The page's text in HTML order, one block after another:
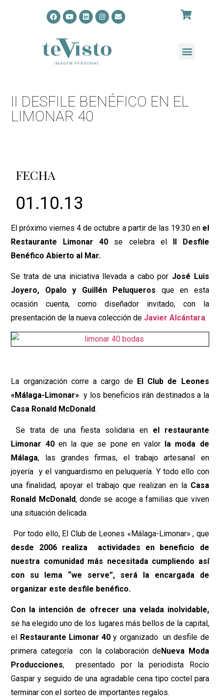
II DESFILE BENÉFICO EN EL
LIMONAR 40
FECHA
01.10.13
El próximo viernes 4 de octubre a partir de las 19:30 en el
Restaurante Limonar 40 se celebra el II Desfile
Benéfico Abierto al Mar.
Se trata de una iniciativa llevada a cabo por José Luis
Joyero, Opalo y Guillén Peluqueros que en esta
ocasión cuenta, como diseñador invitado, con la
presentación de la nueva colección de Javier Alcántara.
La organización corre a cargo de El Club de Leones
«Málaga-Limonar» y los beneficios irán destinados a la
Casa Ronald McDonald.
Se trata de una fiesta solidaria en el restaurante
Limonar 40en la que se pone en valor la moda de
Málaga, las grandes firmas, el trabajo artesanal en
joyería y el vanguardismo en peluquería. Y todo ello con
una finalidad, apoyar el trabajo que realizan en la Casa
Ronald McDonald, donde se acoge a familias que viven
una situación delicada.
Por todo ello, El Club de Leones «Málaga-Limonar» , que
desde 2006 realiza actividades en beneficio de
nuestra comunidad más necesitada cumpliendo así
con su lema “we serve”, será la encargada de
organizar este desfile benéfico.
Con la intención de ofrecer una velada inolvidable,
se ha elegido uno de los lugares más bellos de la capital,
el
Restaurante Limonar 40 y organizado un desfile de
primera categoría con la colaboración deNueva Moda
Producciones, presentado por la periodista Rocío
Gaspar y seguido de una agradable cena tipo coctel para
terminar con el sorteo de importantes regalos.